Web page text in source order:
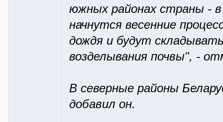
южных районах страны - в
начнутся весенние
дождя и будут
возделывания почвы", -
В северные районы
добавил он.